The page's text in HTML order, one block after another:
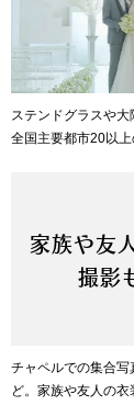
ステンドグラスや
全国主要都市20以
家族や友
撮影
チャペルでの集合
ど。家族や友人の衣